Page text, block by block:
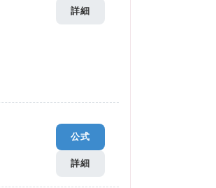
詳細
公式
詳細